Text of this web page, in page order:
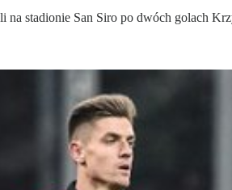
stadionie San Siro po dwóch golach